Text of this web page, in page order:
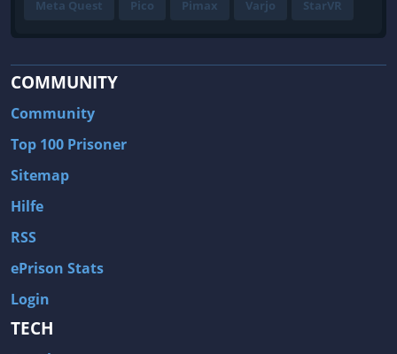
Meta Quest Pico Pimax Varjo StarVR
COMMUNITY
Community
Top 100 Prisoner
Sitemap
Hilfe
RSS
ePrison Stats
Login
TECH